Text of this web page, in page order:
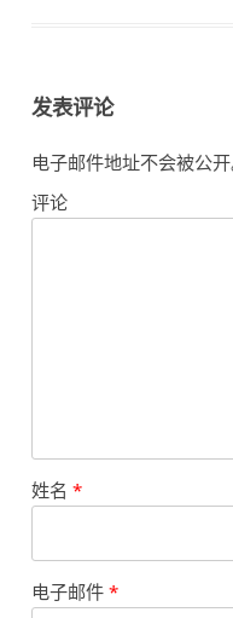
发表评论
电子邮件地址不会被公开
评论
姓名*
电子邮件*